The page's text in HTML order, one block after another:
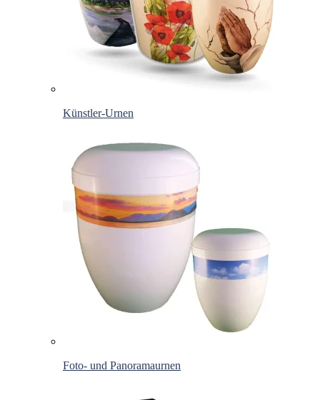
Künstler-Urnen
Foto- und Panoramaurnen